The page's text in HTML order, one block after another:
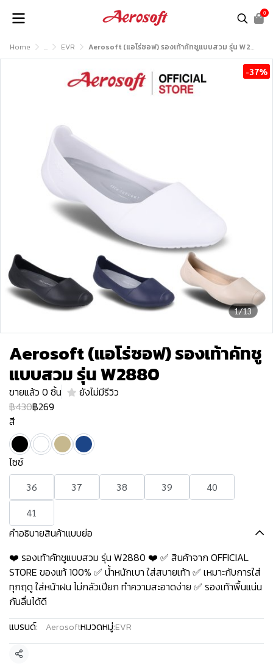
0
Home ... EVR Aerosoft (แอโร่ซอฟ) รองเท้าคัทชูแบบสวม รุ่น W2880
1/13
-37%
Aerosoft (แอโร่ซอฟ) รองเท้าคัทชู
แบบสวม รุ่น W2880
ขายแล้ว 0 ชิ้น
ยังไม่มีรีวิว
฿430฿269
สี
ไซซ์
36 37 38 39
40
41
คำอธิบายสินค้าแบบย่อ
❤️ รองเท้าคัทชูแบบสวม รุ่น W2880 ❤️ ✅ สินค้าจาก OFFICIAL
STORE ของแท้ 100% ✅ น้ำหนักเบา ใส่สบายเท้า ✅ เหมาะกับการใส่
ทุกฤดู ใส่หน้าฝน ไม่กลัวเปียก ทำความสะอาดง่าย ✅ รองเท้าพื้นแน่น
กันลื่นได้ดี
แบรนด์:
Aerosoftหมวดหมู่:EVR
แชร์